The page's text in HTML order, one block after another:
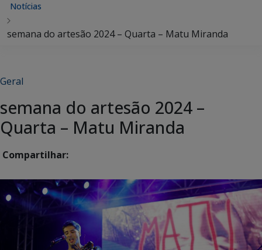
Notícias
semana do artesão 2024 – Quarta – Matu Miranda
Geral
semana do artesão 2024 –
Quarta – Matu Miranda
Compartilhar: